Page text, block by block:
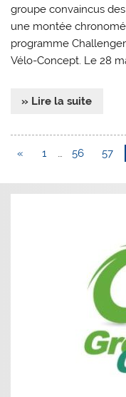
groupe convaincus
une montée
programme
Vélo-Concept. Le 28
» Lire la suite
« 1 … 56 57